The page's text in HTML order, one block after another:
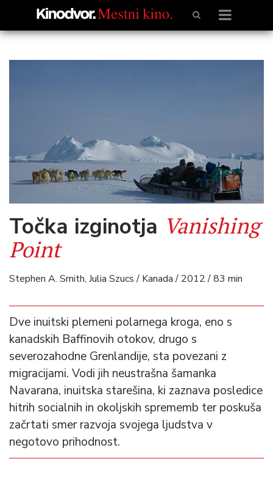
Točka izginotja Vanishing
Point
Stephen A. Smith, Julia Szucs / Kanada / 2012 / 83 min
Dve inuitski plemeni polarnega kroga, eno s
kanadskih Baffinovih otokov, drugo s
severozahodne Grenlandije, sta povezani z
migracijami. Vodi jih neustrašna šamanka
Navarana, inuitska starešina, ki zaznava posledice
hitrih socialnih in okoljskih sprememb ter poskuša
začrtati smer razvoja svojega ljudstva v
negotovo prihodnost.